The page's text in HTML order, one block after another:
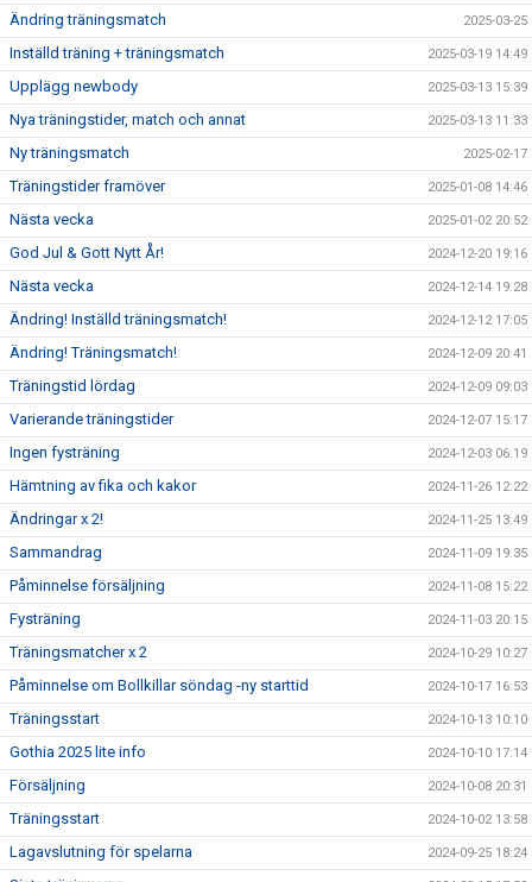
Ändring träningsmatch 2025-03-25
Inställd träning + träningsmatch 2025-03-19 14:49
Upplägg newbody 2025-03-13 15:39
Nya träningstider, match och annat 2025-03-13 11:33
Ny träningsmatch 2025-02-17
Träningstider framöver 2025-01-08 14:46
Nästa vecka 2025-01-02 20:52
God Jul & Gott Nytt År! 2024-12-20 19:16
Nästa vecka 2024-12-14 19:28
Ändring! Inställd träningsmatch! 2024-12-12 17:05
Ändring! Träningsmatch! 2024-12-09 20:41
Träningstid lördag 2024-12-09 09:03
Varierande träningstider 2024-12-07 15:17
Ingen fysträning 2024-12-03 06:19
Hämtning av fika och kakor 2024-11-26 12:22
Ändringar x 2! 2024-11-25 13:49
Sammandrag 2024-11-09 19:35
Påminnelse försäljning 2024-11-08 15:22
Fysträning 2024-11-03 20:15
Träningsmatcher x 2 2024-10-29 10:27
Påminnelse om Bollkillar söndag -ny starttid 2024-10-17 16:53
Träningsstart 2024-10-13 10:10
Gothia 2025 lite info 2024-10-10 17:14
Försäljning 2024-10-08 20:31
Träningsstart 2024-10-02 13:58
Lagavslutning för spelarna 2024-09-25 18:24